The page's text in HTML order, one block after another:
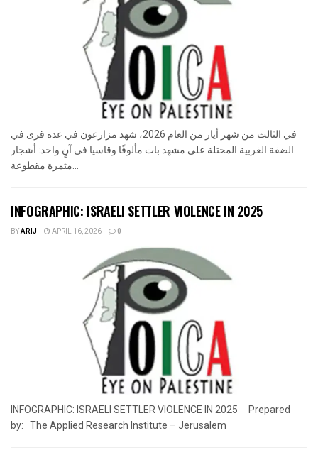
في الثالث من شهر أيار من العام 2026، شهد مزارعون في عدة قرى في
الضفة الغربية المحتلة على مشهد بات مألوفًا وقاسيا في آنٍ واحد: أشجار
مثمرة مقطوعة...
INFOGRAPHIC: ISRAELI SETTLER VIOLENCE IN 2025
BYARIJ APRIL 16, 2026 0
INFOGRAPHIC: ISRAELI SETTLER VIOLENCE IN 2025 Prepared
by: The Applied Research Institute – Jerusalem